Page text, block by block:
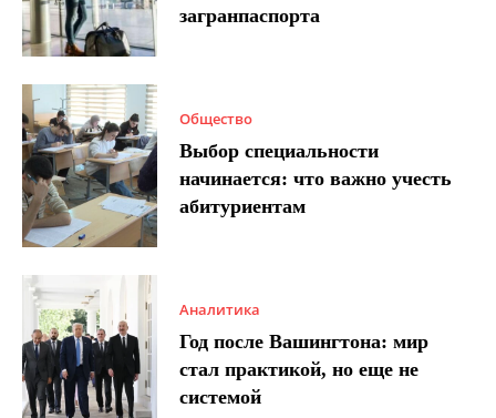
загранпаспорта
Общество
Выбор специальности
начинается: что важно учесть
абитуриентам
Аналитика
Год после Вашингтона: мир
стал практикой, но еще не
системой